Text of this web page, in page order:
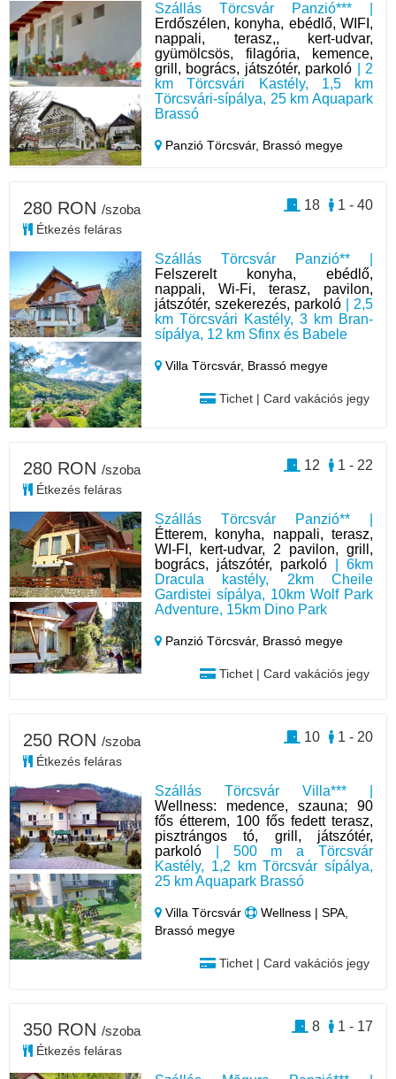
Szállás Törcsvár Panzió*** |
Erdőszélen, konyha, ebédlő, WIFI,
nappali, terasz,, kert-udvar,
gyümölcsös, filagória, kemence,
grill, bogrács, játszótér, parkoló | 2
km Törcsvári Kastély, 1,5 km
Törcsvári-sípálya, 25 km Aquapark
Brassó
Panzió Törcsvár, Brassó megye
Szállás Törcsvár Panzió** |
Felszerelt konyha, ebédlő,
nappali, Wi-Fi, terasz, pavilon,
játszótér, szekerezés, parkoló | 2,5
km Törcsvári Kastély, 3 km Bran-
sípálya, 12 km Sfinx és Babele
Villa Törcsvár, Brassó megye
Tichet | Card vakációs jegy
280 RON /szoba
Étkezés feláras
1 - 40
18
Szállás Törcsvár Panzió** |
Étterem, konyha, nappali, terasz,
WI-FI, kert-udvar, 2 pavilon, grill,
bogrács, játszótér, parkoló | 6km
Dracula kastély, 2km Cheile
Gardistei sípálya, 10km Wolf Park
Adventure, 15km Dino Park
Panzió Törcsvár, Brassó megye
Tichet | Card vakációs jegy
280 RON /szoba
Étkezés feláras
1 - 22
12
Szállás Törcsvár Villa*** |
Wellness: medence, szauna; 90
fős étterem, 100 fős fedett terasz,
pisztrángos tó, grill, játszótér,
parkoló | 500 m a Törcsvár
Kastély, 1,2 km Törcsvár sípálya,
25 km Aquapark Brassó
Villa Törcsvár
Wellness | SPA,
Brassó megye
Tichet | Card vakációs jegy
250 RON /szoba
Étkezés feláras
1 - 20
10
350 RON /szoba
Étkezés feláras
1 - 17
8